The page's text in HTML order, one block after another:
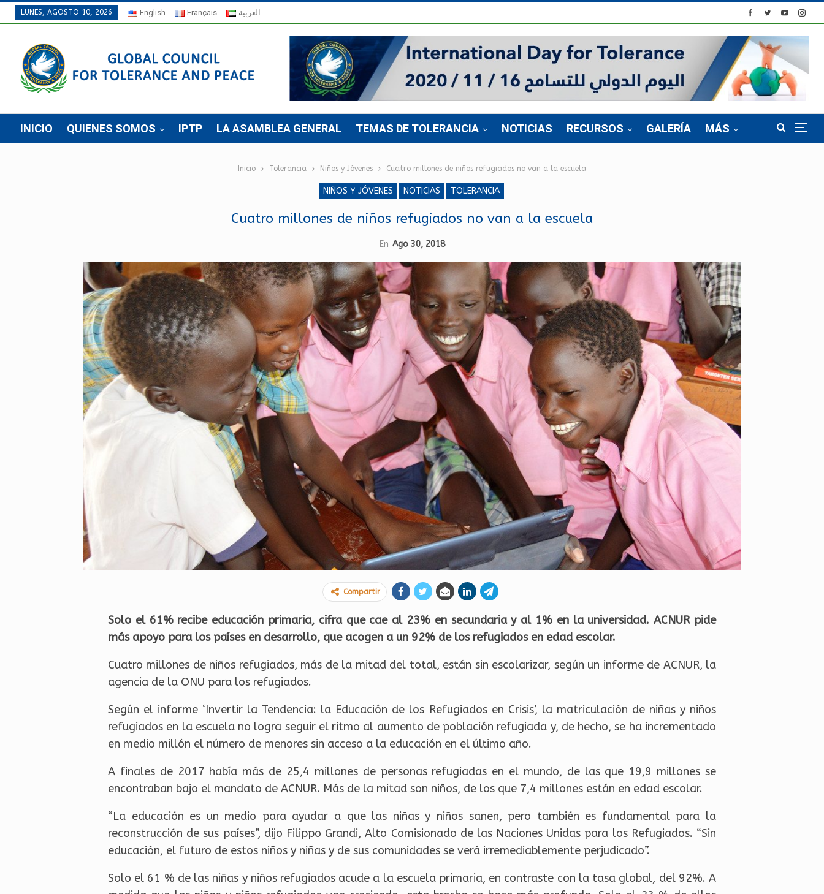
LUNES, AGOSTO 10, 2026 English Français العربية
INICIO QUIENES SOMOS IPTP LA ASAMBLEA GENERAL TEMAS DE TOLERANCIA NOTICIAS RECURSOS GALERÍA MÁS
Inicio Tolerancia Niños y Jóvenes Cuatro millones de niños refugiados no van a la escuela
NIÑOS Y JÓVENES NOTICIAS TOLERANCIA
Cuatro millones de niños refugiados no van a la escuela
En Ago 30, 2018
Compartir
Solo el 61% recibe educación primaria, cifra que cae al 23% en secundaria y al 1% en la universidad. ACNUR pide
más apoyo para los países en desarrollo, que acogen a un 92% de los refugiados en edad escolar.
Cuatro millones de niños refugiados, más de la mitad del total, están sin escolarizar, según un informe de ACNUR, la
agencia de la ONU para los refugiados.
Según el informe ‘Invertir la Tendencia: la Educación de los Refugiados en Crisis’, la matriculación de niñas y niños
refugiados en la escuela no logra seguir el ritmo al aumento de población refugiada y, de hecho, se ha incrementado
en medio millón el número de menores sin acceso a la educación en el último año.
A finales de 2017 había más de 25,4 millones de personas refugiadas en el mundo, de las que 19,9 millones se
encontraban bajo el mandato de ACNUR. Más de la mitad son niños, de los que 7,4 millones están en edad escolar.
“La educación es un medio para ayudar a que las niñas y niños sanen, pero también es fundamental para la
reconstrucción de sus países”, dijo Filippo Grandi, Alto Comisionado de las Naciones Unidas para los Refugiados. “Sin
educación, el futuro de estos niños y niñas y de sus comunidades se verá irremediablemente perjudicado”.
Solo el 61 % de las niñas y niños refugiados acude a la escuela primaria, en contraste con la tasa global, del 92%. A